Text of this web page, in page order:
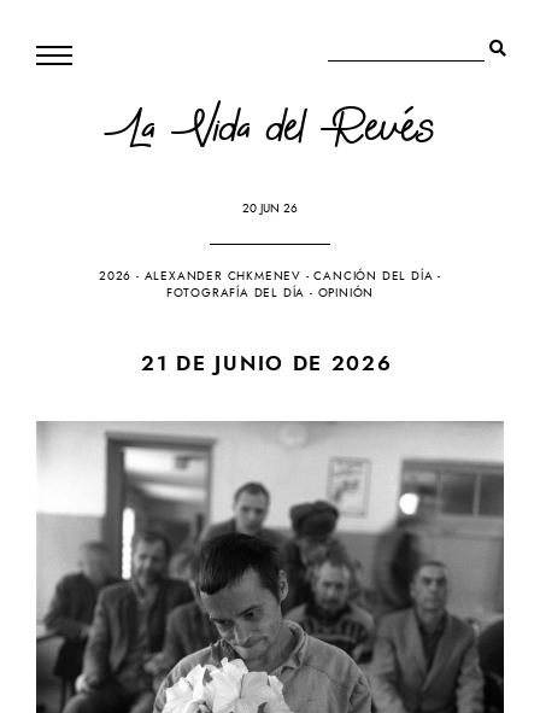
La Vida del Revés
20 JUN 26
2026 - ALEXANDER CHKMENEV -CANCIÓN DEL DÍA -
FOTOGRAFÍA DEL DÍA - OPINIÓN
21 DE JUNIO DE 2026